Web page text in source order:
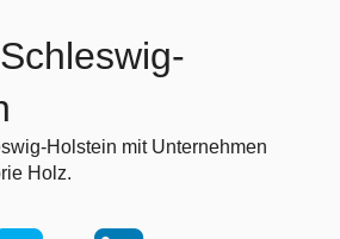
Holstein mit Unternehmen
Holz.